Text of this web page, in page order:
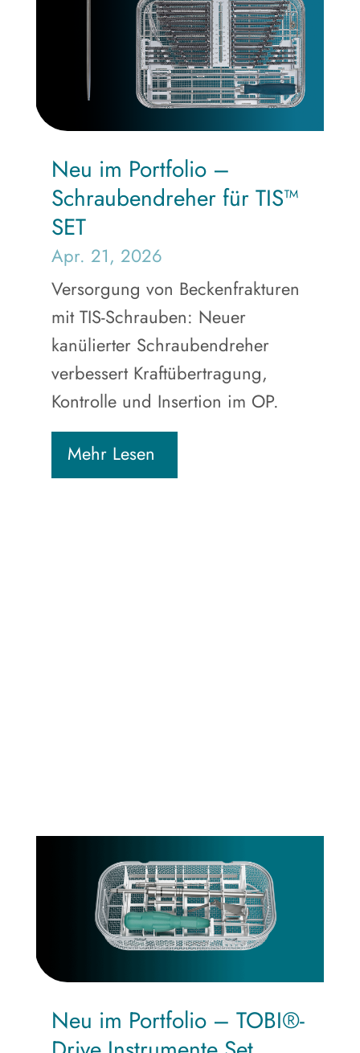
Neu im Portfolio –
Schraubendreher für TIS™
SET
Apr. 21, 2026
Versorgung von Beckenfrakturen
mit TIS-Schrauben: Neuer
kanülierter Schraubendreher
verbessert Kraftübertragung,
Kontrolle und Insertion im OP.
Mehr Lesen
Neu im Portfolio – TOBI®-